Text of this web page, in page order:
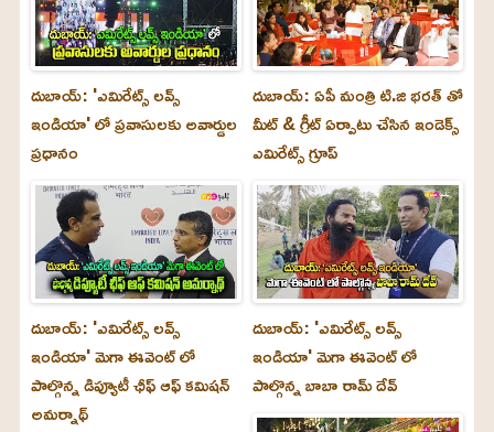
దుబాయ్: 'ఎమిరేట్స్ లవ్స్
ఇండియా' లో ప్రవాసులకు అవార్డుల
ప్రధానం
దుబాయ్: ఏపీ మంత్రి టి.జి భరత్ తో
మీట్ & గ్రీట్ ఏర్పాటు చేసిన ఇండెక్స్
ఎమిరేట్స్ గ్రూప్
దుబాయ్‌: 'ఎమిరేట్స్ లవ్స్
ఇండియా' మెగా ఈవెంట్ లో
పాల్గొన్న డిప్యూటీ ఛీఫ్ ఆఫ్ కమిషన్
అమర్నాథ్
దుబాయ్‌: 'ఎమిరేట్స్ లవ్స్
ఇండియా' మెగా ఈవెంట్ లో
పాల్గొన్న బాబా రామ్ దేవ్